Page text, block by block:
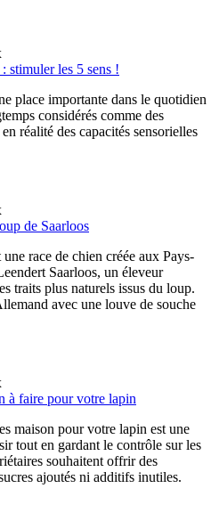
stimuler les 5 sens !
place importante dans le quotidien
considérés comme des
réalité des capacités sensorielles
de Saarloos
race de chien créée aux Pays-
Saarloos, un éleveur
traits plus naturels issus du loup.
avec une louve de souche
à faire pour votre lapin
maison pour votre lapin est une
tout en gardant le contrôle sur les
souhaitent offrir des
ajoutés ni additifs inutiles.